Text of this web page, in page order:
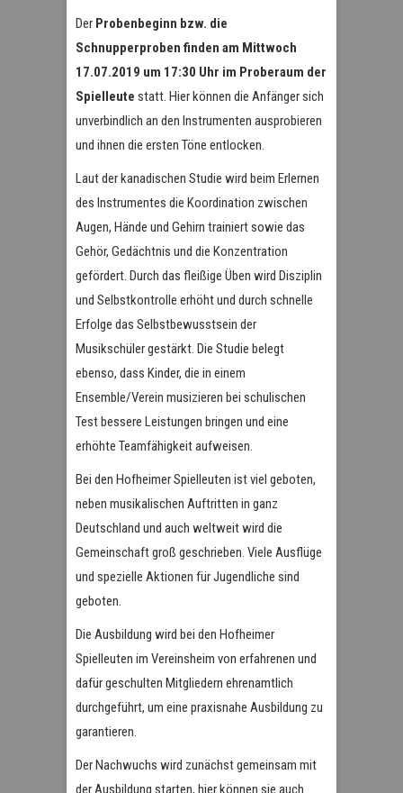
Der Probenbeginn bzw. die
Schnupperproben finden am Mittwoch
17.07.2019 um 17:30 Uhr im Proberaum der
Spielleute statt. Hier können die Anfänger sich
unverbindlich an den Instrumenten ausprobieren
und ihnen die ersten Töne entlocken.
Laut der kanadischen Studie wird beim Erlernen
des Instrumentes die Koordination zwischen
Augen, Hände und Gehirn trainiert sowie das
Gehör, Gedächtnis und die Konzentration
gefördert. Durch das fleißige Üben wird Disziplin
und Selbstkontrolle erhöht und durch schnelle
Erfolge das Selbstbewusstsein der
Musikschüler gestärkt. Die Studie belegt
ebenso, dass Kinder, die in einem
Ensemble/Verein musizieren bei schulischen
Test bessere Leistungen bringen und eine
erhöhte Teamfähigkeit aufweisen.
Bei den Hofheimer Spielleuten ist viel geboten,
neben musikalischen Auftritten in ganz
Deutschland und auch weltweit wird die
Gemeinschaft groß geschrieben. Viele Ausflüge
und spezielle Aktionen für Jugendliche sind
geboten.
Die Ausbildung wird bei den Hofheimer
Spielleuten im Vereinsheim von erfahrenen und
dafür geschulten Mitgliedern ehrenamtlich
durchgeführt, um eine praxisnahe Ausbildung zu
garantieren.
Der Nachwuchs wird zunächst gemeinsam mit
der Ausbildung starten, hier können sie auch